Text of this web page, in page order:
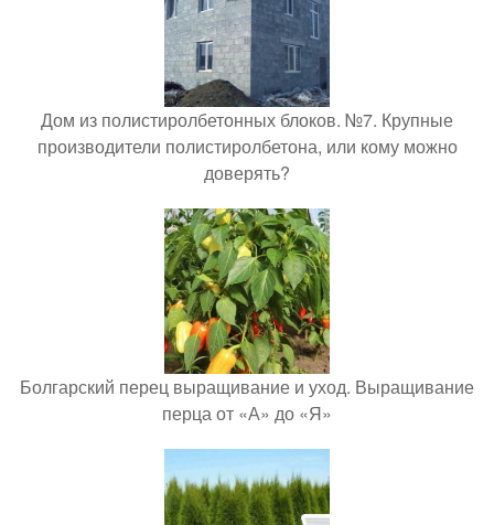
Дом из полистиролбетонных блоков. №7. Крупные
производители полистиролбетона, или кому можно
доверять?
Болгарский перец выращивание и уход. Выращивание
перца от «А» до «Я»